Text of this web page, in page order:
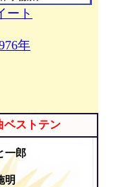
ート
年
ベストテン
一郎
明